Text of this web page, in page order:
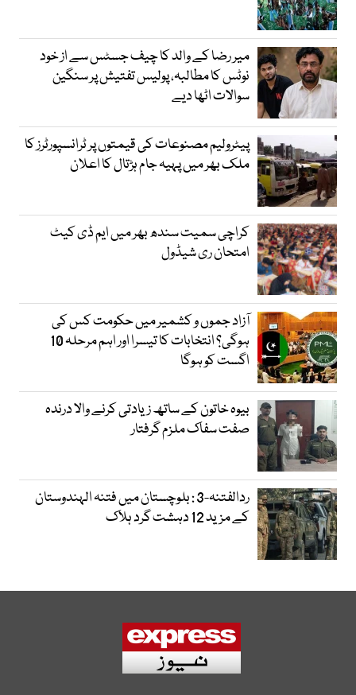
میر رضا کے والد کا چیف جسٹس سے از خود
نوٹس کا مطالبہ، پولیس تفتیش پر سنگین
سوالات اٹھا دیے
پیٹرولیم مصنوعات کی قیمتوں پر ٹرانسپورٹرز کا
ملک بھر میں پہیہ جام ہڑتال کا اعلان
کراچی سمیت سندھ بھر میں ایم ڈی کیٹ
امتحان ری شیڈول
آزاد جموں و کشمیر میں حکومت کس کی
ہوگی؟ انتخابات کا تیسرا اور اہم مرحلہ 10
اگست کو ہوگا
بیوہ خاتون کے ساتھ زیادتی کرنے والا درندہ
صفت سفاک ملزم گرفتار
ردالفتنہ-3 : بلوچستان میں فتنہ الہندوستان
کے مزید 12 دہشت گرد ہلاک